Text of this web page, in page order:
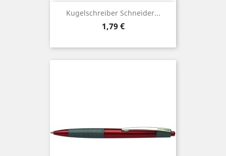
Kugelschreiber Schneider...
Preis
1,79 €